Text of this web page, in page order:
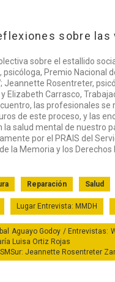
sobre
sobre el estallido
Premio Nacional
Jeannette Rosentreter,
Elizabeth Carrasco,
las profesionales se
de este proceso, y las
la salud mental de nuestro
por el PRAIS del
la Memoria y los Derechos
Reparación Salud
Lugar Entrevista: MMDH
Aguayo Godoy /
Luisa Ortiz Rojas
Jeannette Rosentreter